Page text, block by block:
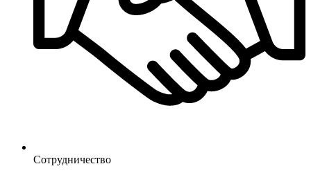
Сотрудничество